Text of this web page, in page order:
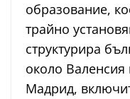
образование,
трайно
структурира
около Валенсия
Мадрид,